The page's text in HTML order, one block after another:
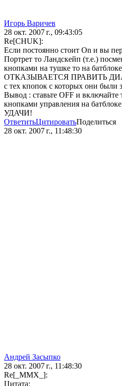
Игорь Варичев
28 окт. 2007 г., 09:43:05
Re[CHUK]:
Если постоянно стоит On и вы
Портрет то Ландскейп (т.е.)
кнопками на тушке то на
ОТКАЗЫВАЕТСЯ ПРАВИТЬ
с тех кпопок с которых они были
Вывод : ставьте OFF и включайте
кнопками управления на
УДАЧИ!
ОтветитьЦитироватьПоделиться
28 окт. 2007 г., 11:48:30
Андрей Засыпко
28 окт. 2007 г., 11:48:30
Re[_MMX_]:
Цитата: